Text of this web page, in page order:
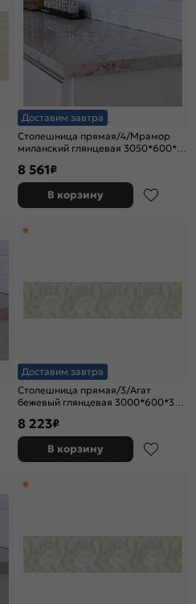
Доставим завтра
Столешница прямая/4/Мрамор
миланский глянцевая 3050*600*38
8 561₽
В корзину
Доставим завтра
Столешница прямая/3/Агат
бежевый глянцевая 3000*600*38
8 223₽
В корзину